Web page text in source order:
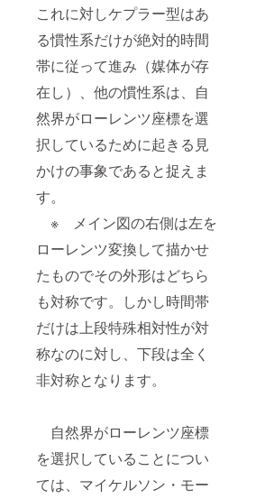
これに対しケプラー型はあ
る慣性系だけが絶対的時間
帯に従って進み（媒体が存
在し）、他の慣性系は、自
然界がローレンツ座標を選
択しているために起きる見
かけの事象であると捉えま
す。
※ メイン図の右側は左を
ローレンツ変換して描かせ
たものでその外形はどちら
も対称です。しかし時間帯
だけは上段特殊相対性が対
称なのに対し、下段は全く
非対称となります。
自然界がローレンツ座標
を選択していることについ
ては、マイケルソン・モー